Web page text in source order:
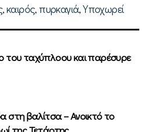
,καιρός, πυρκαγιά,Υποχωρεί
του ταχύπλοου και παρέσυρε
στη βαλίτσα – Ανοικτό το